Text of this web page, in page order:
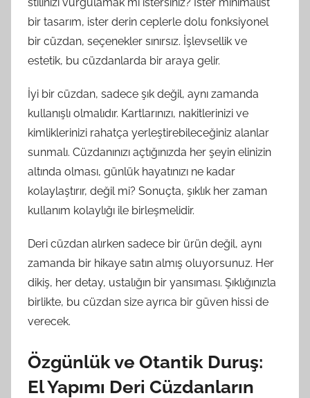
bir tasarım, ister derin ceplerle dolu fonksiyonel
bir cüzdan, seçenekler sınırsız. İşlevsellik ve
estetik, bu cüzdanlarda bir araya gelir.
İyi bir cüzdan, sadece şık değil, aynı zamanda
kullanışlı olmalıdır. Kartlarınızı, nakitlerinizi ve
kimliklerinizi rahatça yerleştirebileceğiniz alanlar
sunmalı. Cüzdanınızı açtığınızda her şeyin elinizin
altında olması, günlük hayatınızı ne kadar
kolaylaştırır, değil mi? Sonuçta, şıklık her zaman
kullanım kolaylığı ile birleşmelidir.
Deri cüzdan alırken sadece bir ürün değil, aynı
zamanda bir hikaye satın almış oluyorsunuz. Her
dikiş, her detay, ustalığın bir yansıması. Şıklığınızla
birlikte, bu cüzdan size ayrıca bir güven hissi de
verecek.
Özgünlük ve Otantik Duruş:
El Yapımı Deri Cüzdanların